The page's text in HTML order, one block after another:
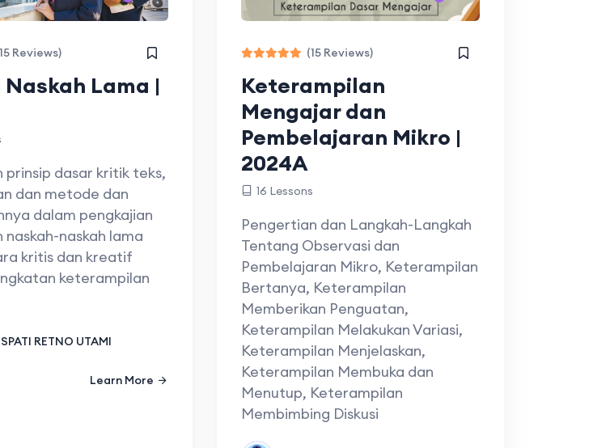
Reviews)
Lama |
prinsip dasar kritik teks,
dan metode dan
dalam pengkajian
naskah lama
kritis dan kreatif
keterampilan
RETNO UTAMI
Learn More
(15 Reviews)
Keterampilan
Mengajar dan
Pembelajaran Mikro |
2024A
16 Lessons
Pengertian dan Langkah-Langkah
Tentang Observasi dan
Pembelajaran Mikro, Keterampilan
Bertanya, Keterampilan
Memberikan Penguatan,
Keterampilan Melakukan Variasi,
Keterampilan Menjelaskan,
Keterampilan Membuka dan
Menutup, Keterampilan
Membimbing Diskusi